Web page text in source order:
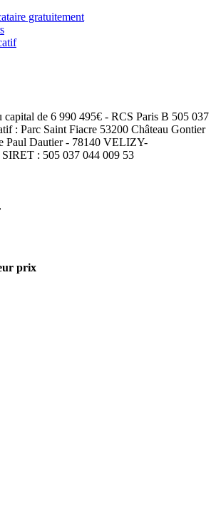
gratuitement
de 6 990 495€ - RCS Paris B 505 037
: Parc Saint Fiacre 53200 Château Gontier
Paul Dautier - 78140 VELIZY-
: 505 037 044 009 53
prix